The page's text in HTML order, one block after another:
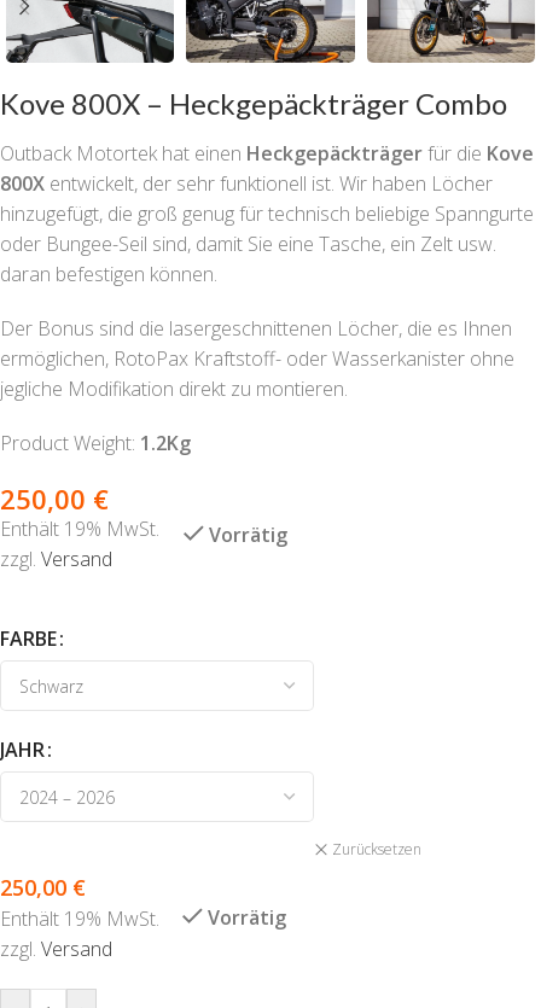
Kove 800X – Heckgepäckträger Combo
Outback Motortek hat einen Heckgepäckträgerfür die Kove
800X entwickelt, der sehr funktionell ist. Wir haben Löcher
hinzugefügt, die groß genug für technisch beliebige Spanngurte
oder Bungee-Seil sind, damit Sie eine Tasche, ein Zelt usw.
daran befestigen können.
Der Bonus sind die lasergeschnittenen Löcher, die es Ihnen
ermöglichen, RotoPax Kraftstoff- oder Wasserkanister ohne
jegliche Modifikation direkt zu montieren.
Product Weight: 1.2Kg
250,00 €
Enthält 19% MwSt.
zzgl. Versand
Vorrätig
FARBE
JAHR
Zurücksetzen
250,00 €
Enthält 19% MwSt.
zzgl. Versand
Vorrätig